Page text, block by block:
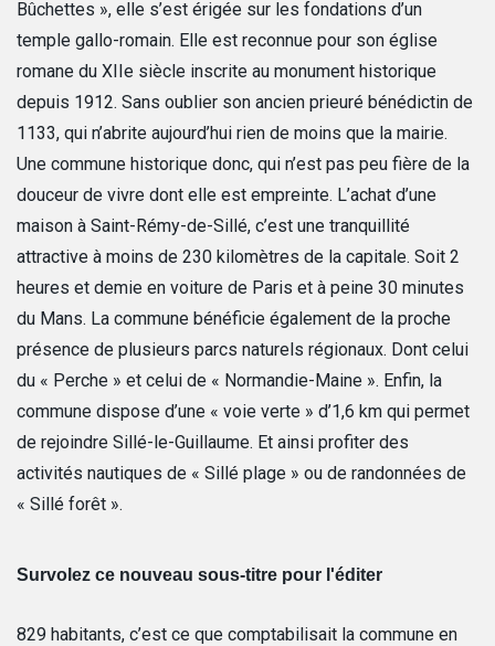
Bûchettes », elle s’est érigée sur les fondations d’un
temple gallo-romain. Elle est reconnue pour son église
romane du XIIe siècle inscrite au monument historique
depuis 1912. Sans oublier son ancien prieuré bénédictin de
1133, qui n’abrite aujourd’hui rien de moins que la mairie.
Une commune historique donc, qui n’est pas peu fière de la
douceur de vivre dont elle est empreinte. L’achat d’une
maison à Saint-Rémy-de-Sillé, c’est une tranquillité
attractive à moins de 230 kilomètres de la capitale. Soit 2
heures et demie en voiture de Paris et à peine 30 minutes
du Mans. La commune bénéficie également de la proche
présence de plusieurs parcs naturels régionaux. Dont celui
du « Perche » et celui de « Normandie-Maine ». Enfin, la
commune dispose d’une « voie verte » d’1,6 km qui permet
de rejoindre Sillé-le-Guillaume. Et ainsi profiter des
activités nautiques de « Sillé plage » ou de randonnées de
« Sillé forêt ».
Survolez ce nouveau sous-titre pour l'éditer
829 habitants, c’est ce que comptabilisait la commune en